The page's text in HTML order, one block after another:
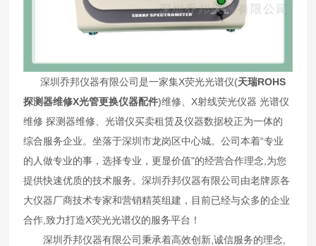
深圳乔邦仪器有限公司是一家集X荧光光谱仪(天瑞ROHS
探测器维修X光管更换仪器配件)维修、X射线荧光仪器 光谱仪
维修 探测器维修、光谱仪买卖租赁及仪器数据校正为一体的
综合服务企业。坐落于深圳市龙岗区中心城。公司本着“专业
的人做专业的事，选择专业，更显价值"的经营合作理念,为您
提供快速优质的技术服务。深圳乔邦仪器有限公司由老牌原各
大仪器厂商技术专家和营销精英组建，目前已经与众多的企业
合作,致力打造X荧光光谱仪的服务平台！
深圳乔邦仪器有限公司秉承着高效创新,诚信服务的理念,